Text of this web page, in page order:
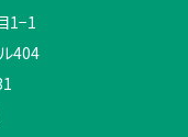
1−1
404